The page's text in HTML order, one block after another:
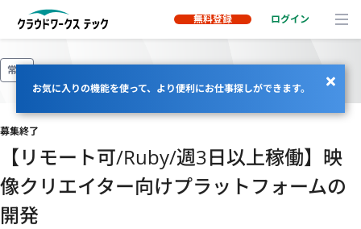
無料登録 ログイン
お気に入りの機能を使って、より便利にお仕事探しができます。
常駐
募集終了
【リモート可/Ruby/週3日以上稼働】映
像クリエイター向けプラットフォームの
開発